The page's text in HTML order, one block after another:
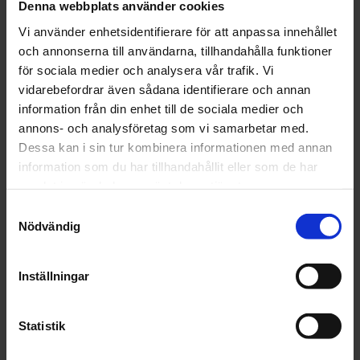
Denna webbplats använder cookies
Vi använder enhetsidentifierare för att anpassa innehållet
och annonserna till användarna, tillhandahålla funktioner
för sociala medier och analysera vår trafik. Vi
vidarebefordrar även sådana identifierare och annan
information från din enhet till de sociala medier och
annons- och analysföretag som vi samarbetar med.
Dessa kan i sin tur kombinera informationen med annan
information som du har tillhandahållit eller som de har
Nödvändig
Inställningar
Statistik
UtstakatMål
första Vasalopp
5 497
Lägg till i favoriter Lägg